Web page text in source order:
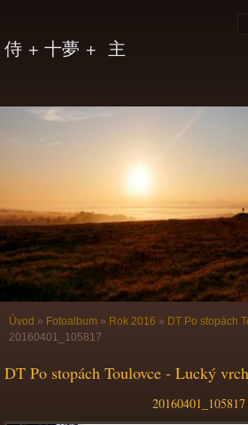
侍 + 十夢 + 主
Úvod » Fotoalbum » Rok 2016 » DT Po stopách
20160401_105817
DT Po stopách Toulovce - Lucký
20160401_105817